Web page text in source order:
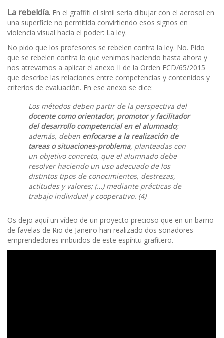
La rebeldía. En el graffiti el símil sería dibujar con el aerosol en
una superficie no permitida convirtiendo esos signos en
violencia visual hacia el poder: La ley.
No pido que los profesores se rebelen contra la ley. No. Pido
que se rebelen contra lo que venimos haciendo hasta ahora y
nos atrevamos a aplicar el anexo II de la Orden ECD/65/2015
que describe las relaciones entre competencias y contenidos y
criterios de evaluación. En ese anexo se dice:
Los métodos deben partir de la perspectiva del
docente como orientador, promotor y facilitador
del desarrollo competencial en el alumnado;
además, deben enfocarse a la realización de
tareas o situaciones-problema, planteadas con
un objetivo concreto, que el alumnado debe
resolver haciendo un uso adecuado de los
distintos tipos de conocimientos, destrezas,
actitudes y valores; (…) mediante prácticas de
trabajo individual y cooperativo. (4)
Os dejo aquí un vídeo de un proyecto precioso que en un barrio
de favelas de Rio de Janeiro han realizado dos soñadores-
emprendedores imbuidos de este espíritu grafitero.